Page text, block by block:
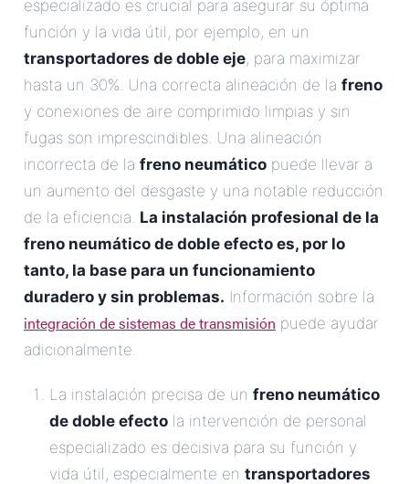
especializado es crucial para asegurar su óptima
función y la vida útil, por ejemplo, en un
transportadores de doble eje, para maximizar
hasta un 30%. Una correcta alineación de la freno
y conexiones de aire comprimido limpias y sin
fugas son imprescindibles. Una alineación
incorrecta de la freno neumático puede llevar a
un aumento del desgaste y una notable reducción
de la eficiencia. La instalación profesional de la
freno neumático de doble efecto es, por lo
tanto, la base para un funcionamiento
duradero y sin problemas. Información sobre la
integración de sistemas de transmisión puede ayudar
adicionalmente.
La instalación precisa de un freno neumático
de doble efecto la intervención de personal
especializado es decisiva para su función y
vida útil, especialmente en transportadores